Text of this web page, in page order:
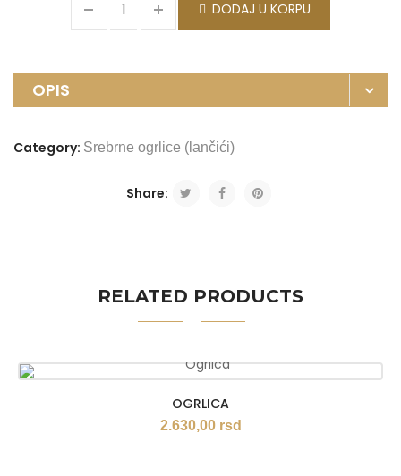
DODAJ U KORPU
OPIS
Category: Srebrne ogrlice (lančići)
Share:
RELATED PRODUCTS
OGRLICA
2.630,00 rsd